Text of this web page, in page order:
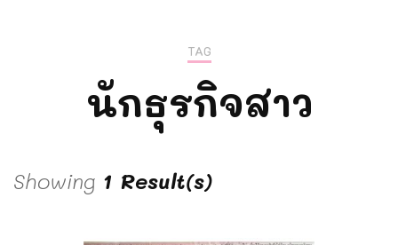
TAG
นักธุรกิจสาว
Showing 1 Result(s)